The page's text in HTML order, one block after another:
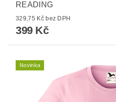
READING
329,75 Kč bez DPH
399 Kč
Novinka